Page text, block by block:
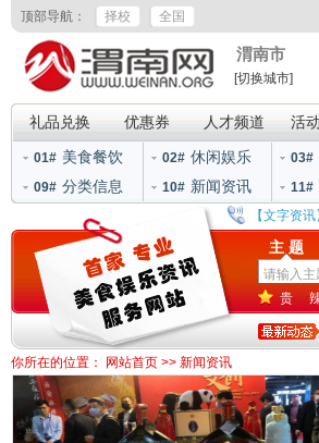
顶部导航： 择校 全国
渭南市
[切换城市]
礼品兑换 优惠券 人才频道 活
01# 美食餐饮 02# 休闲娱乐 03#
09# 分类信息 10# 新闻资讯 11#
【文字资讯
主 题
贵
你所在的位置： 网站首页 >> 新闻资讯